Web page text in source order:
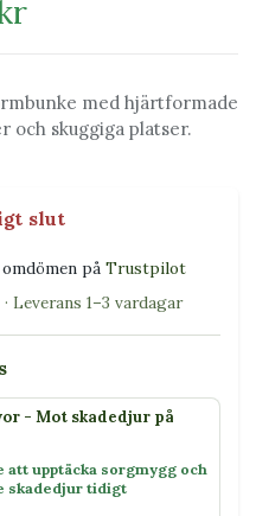
med hjärtformade
skuggiga platser.
slut
på Trustpilot
· Leverans 1–3 vardagar
- Mot skadedjur på
att upptäcka sorgmygg och
skadedjur tidigt